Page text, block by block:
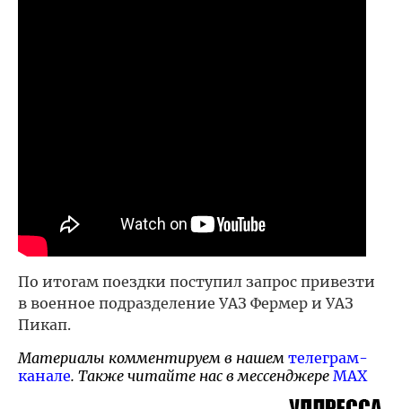
По итогам поездки поступил запрос привезти
в военное подразделение УАЗ Фермер и УАЗ
Пикап.
Материалы комментируем в нашем телеграм-
канале. Также читайте нас в мессенджере MAX